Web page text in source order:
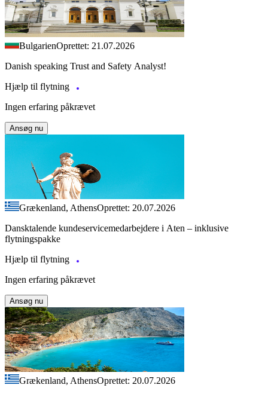
BulgarienOprettet: 21.07.2026
Danish speaking Trust and Safety Analyst!
Hjælp til flytning
Ingen erfaring påkrævet
Ansøg nu
Grækenland, AthensOprettet: 20.07.2026
Dansktalende kundeservicemedarbejdere i Aten – inklusive
flytningspakke
Hjælp til flytning
Ingen erfaring påkrævet
Ansøg nu
Grækenland, AthensOprettet: 20.07.2026